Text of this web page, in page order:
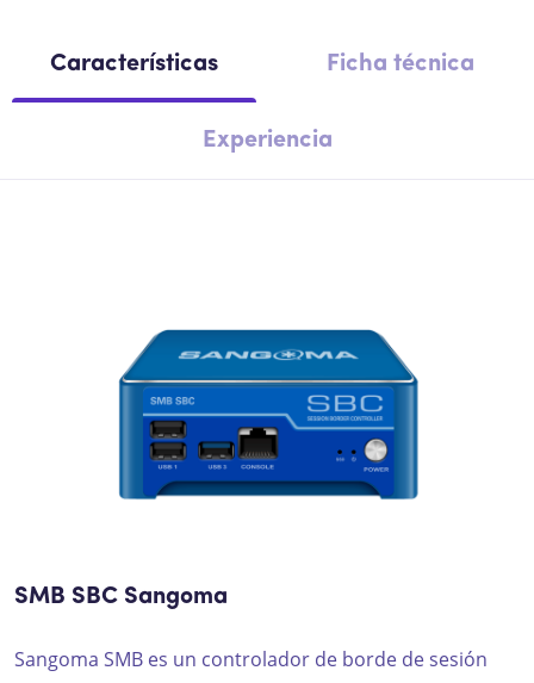
Características Ficha técnica
Experiencia
SMB SBC Sangoma
Sangoma SMB es un controlador de borde de sesión